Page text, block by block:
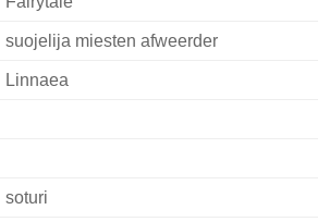
suojelija miesten afweerder
Linnaea
soturi